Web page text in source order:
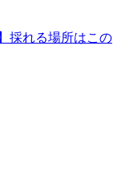
採れる場所はこの